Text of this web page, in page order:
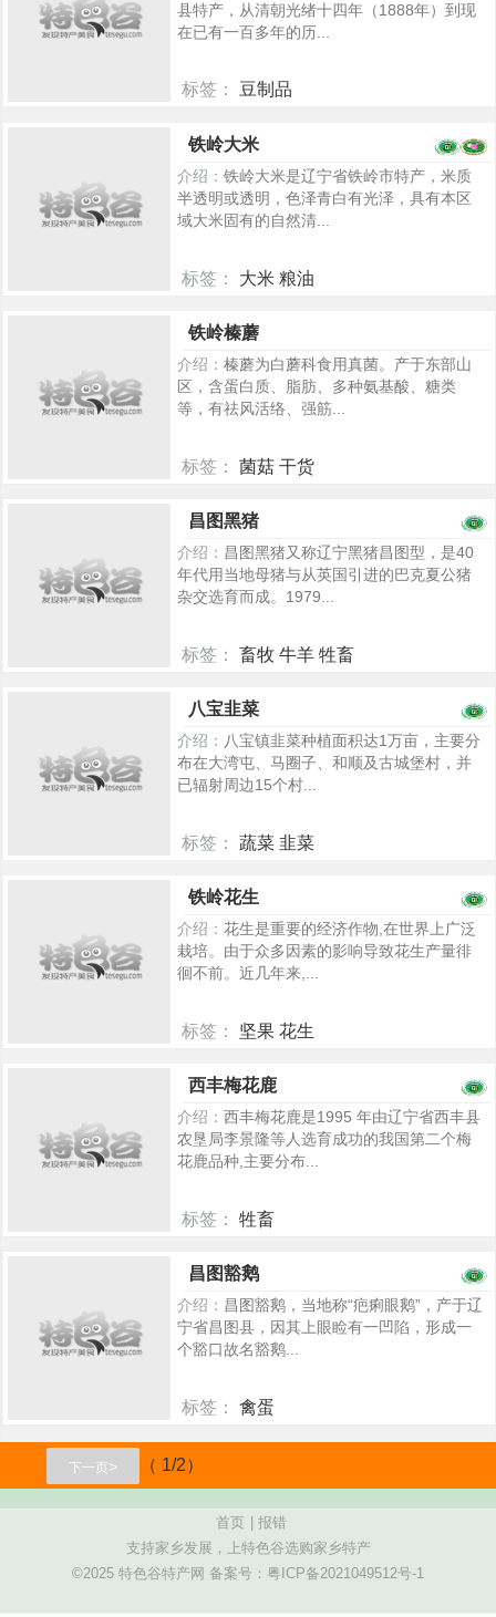
县特产，从清朝光绪十四年（1888年）到现
在已有一百多年的历...
标签： 豆制品
铁岭大米
介绍： 铁岭大米是辽宁省铁岭市特产，米质
半透明或透明，色泽青白有光泽，具有本区
域大米固有的自然清...
标签： 大米 粮油
铁岭榛蘑
介绍： 榛蘑为白蘑科食用真菌。产于东部山
区，含蛋白质、脂肪、多种氨基酸、糖类
等，有祛风活络、强筋...
标签： 菌菇 干货
昌图黑猪
介绍： 昌图黑猪又称辽宁黑猪昌图型，是40
年代用当地母猪与从英国引进的巴克夏公猪
杂交选育而成。1979...
标签： 畜牧 牛羊 牲畜
八宝韭菜
介绍： 八宝镇韭菜种植面积达1万亩，主要分
布在大湾屯、马圈子、和顺及古城堡村，并
已辐射周边15个村...
标签： 蔬菜 韭菜
铁岭花生
介绍： 花生是重要的经济作物,在世界上广泛
栽培。由于众多因素的影响导致花生产量徘
徊不前。近几年来,...
标签： 坚果 花生
西丰梅花鹿
介绍： 西丰梅花鹿是1995 年由辽宁省西丰县
农垦局李景隆等人选育成功的我国第二个梅
花鹿品种,主要分布...
标签： 牲畜
昌图豁鹅
介绍： 昌图豁鹅，当地称“疤痢眼鹅”，产于辽
宁省昌图县，因其上眼睑有一凹陷，形成一
个豁口故名豁鹅...
标签： 禽蛋
809
下一页 > （ 1/2）
首页
报错
支持家乡发展，上特色谷选购家乡特产
©2025 特色谷特产网 备案号： 粤ICP备2021049512号-1